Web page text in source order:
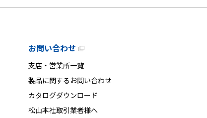
お問い合わせ
支店・営業所一覧
製品に関するお問い合わせ
カタログダウンロード
松山本社取引業者様へ